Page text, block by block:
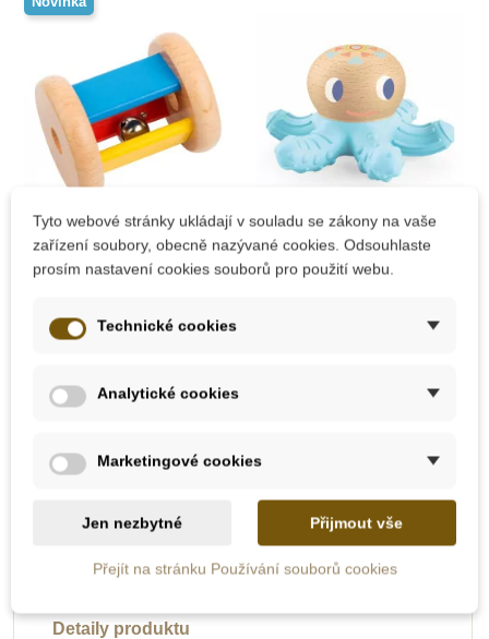
dodavatele
EDUCO - Chrastítko
Skladem
Djeco Kousátko
Novinka
Novinka
Novinka Novinka
Detaily produktu
Tyto webové stránky ukládají v souladu se zákony na vaše
zařízení soubory, obecně nazývané cookies. Odsouhlaste
prosím nastavení cookies souborů pro použití webu.
Technické cookies
Analytické cookies
Marketingové cookies
Jen nezbytné Přijmout vše
Přejít na stránku Používání souborů cookies